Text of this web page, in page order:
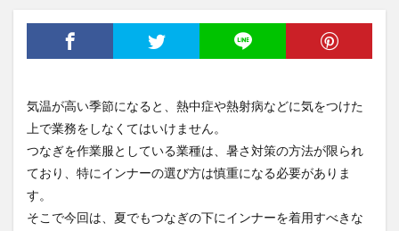
気温が高い季節になると、熱中症や熱射病などに気をつけた
上で業務をしなくてはいけません。
つなぎを作業服としている業種は、暑さ対策の方法が限られ
ており、特にインナーの選び方は慎重になる必要がありま
す。
そこで今回は、夏でもつなぎの下にインナーを着用すべきな